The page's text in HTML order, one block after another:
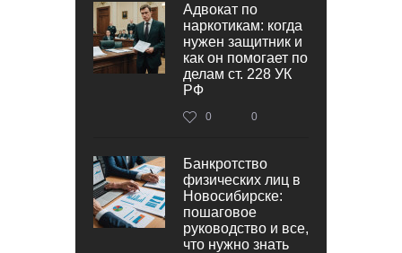
Адвокат по
наркотикам: когда
нужен защитник и
как он помогает по
делам ст. 228 УК
РФ
0 0
Банкротство
физических лиц в
Новосибирске:
пошаговое
руководство и все,
что нужно знать